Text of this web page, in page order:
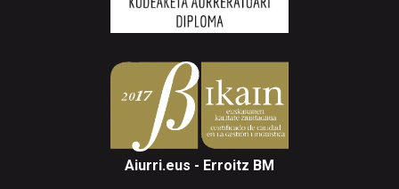
Aiurri.eus - Erroitz BM
Arantzibia plaza, 4-5 behea | ANDOAIN